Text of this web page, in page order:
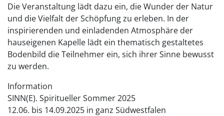
Die Veranstaltung lädt dazu ein, die Wunder der Natur
und die Vielfalt der Schöpfung zu erleben. In der
inspirierenden und einladenden Atmosphäre der
hauseigenen Kapelle lädt ein thematisch gestaltetes
Bodenbild die Teilnehmer ein, sich ihrer Sinne bewusst
zu werden.
Information
SINN(E). Spiritueller Sommer 2025
12.06. bis 14.09.2025 in ganz Südwestfalen